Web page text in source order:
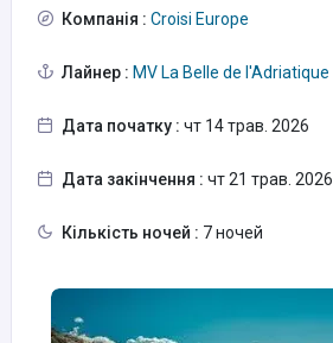
Компанія : Croisi Europe
Лайнер : MV La Belle de l'Adriatique
Дата початку : чт 14 трав. 2026
Дата закінчення : чт 21 трав. 2026
Кількість ночей : 7 ночей